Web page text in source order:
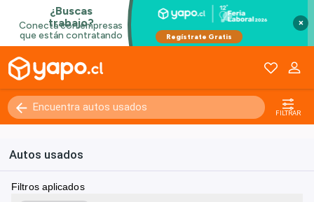
×
FILTRAR
Autos usados
Filtros aplicados